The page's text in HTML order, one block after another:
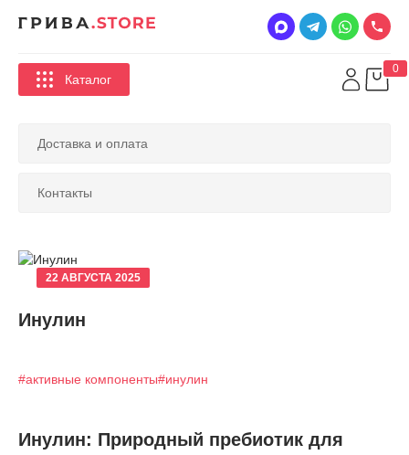
Каталог
0
Доставка и оплата
Контакты
22 АВГУСТА 2025
Инулин
#активные компоненты#инулин
Инулин: Природный пребиотик для